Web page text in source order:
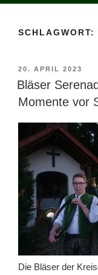
SCHLAGWORT:
VERÖFFENTLICHT
AM
20. APRIL 2023
Bläser
Momente vor
Die Bläser der